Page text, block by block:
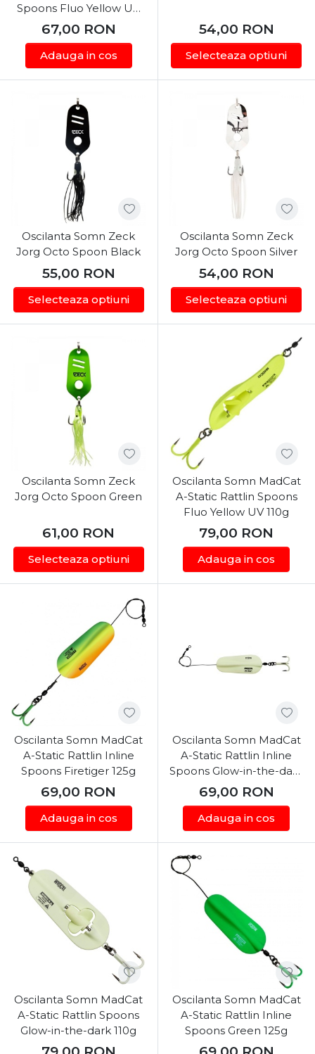
Spoons Fluo Yellow UV
125g
67,00 RON
Adauga in cos
54,00 RON
Selecteaza optiuni
Oscilanta Somn Zeck
Jorg Octo Spoon Black
55,00 RON
Selecteaza optiuni
Oscilanta Somn Zeck
Jorg Octo Spoon Silver
54,00 RON
Selecteaza optiuni
Oscilanta Somn Zeck
Jorg Octo Spoon Green
61,00 RON
Selecteaza optiuni
Oscilanta Somn MadCat
A-Static Rattlin Spoons
Fluo Yellow UV 110g
79,00 RON
Adauga in cos
Oscilanta Somn MadCat
A-Static Rattlin Inline
Spoons Firetiger 125g
69,00 RON
Adauga in cos
Oscilanta Somn MadCat
A-Static Rattlin Inline
Spoons Glow-in-the-dark
125g
69,00 RON
Adauga in cos
Oscilanta Somn MadCat
A-Static Rattlin Spoons
Glow-in-the-dark 110g
Oscilanta Somn MadCat
A-Static Rattlin Inline
Spoons Green 125g